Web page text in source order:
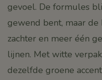
gevoel. De formules
gewend bent, maar
zachter en meer één
lijnen. Met witte
dezelfde groene